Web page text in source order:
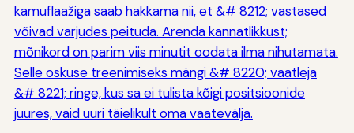
kamuflaažiga saab hakkama nii, et &# 8212; vastased
võivad varjudes peituda. Arenda kannatlikkust;
mõnikord on parim viis minutit oodata ilma nihutamata.
Selle oskuse treenimiseks mängi &# 8220; vaatleja
&# 8221; ringe, kus sa ei tulista kõigi positsioonide
juures, vaid uuri täielikult oma vaatevälja.